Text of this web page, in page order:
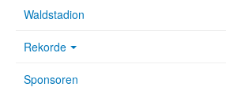
Waldstadion
Rekorde
Sponsoren